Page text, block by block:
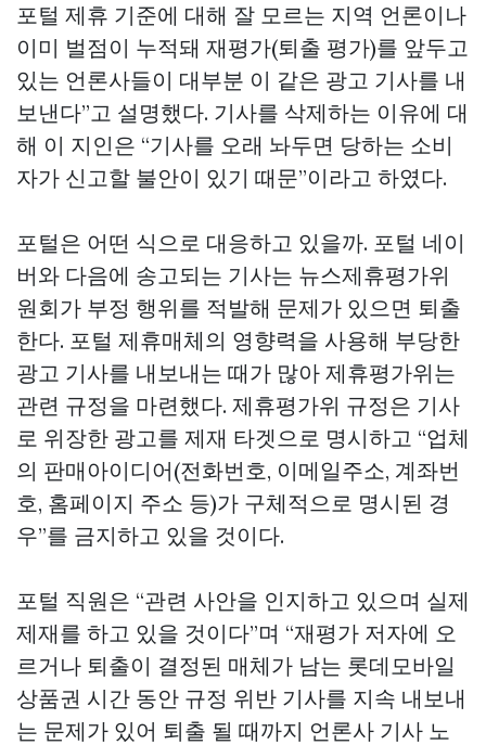
포털 제휴 기준에 대해 잘 모르는 지역 언론이나
이미 벌점이 누적돼 재평가(퇴출 평가)를 앞두고
있는 언론사들이 대부분 이 같은 광고 기사를 내
보낸다”고 설명했다. 기사를 삭제하는 이유에 대
해 이 지인은 “기사를 오래 놔두면 당하는 소비
자가 신고할 불안이 있기 때문”이라고 하였다.
포털은 어떤 식으로 대응하고 있을까. 포털 네이
버와 다음에 송고되는 기사는 뉴스제휴평가위
원회가 부정 행위를 적발해 문제가 있으면 퇴출
한다. 포털 제휴매체의 영향력을 사용해 부당한
광고 기사를 내보내는 때가 많아 제휴평가위는
관련 규정을 마련했다. 제휴평가위 규정은 기사
로 위장한 광고를 제재 타겟으로 명시하고 “업체
의 판매아이디어(전화번호, 이메일주소, 계좌번
호, 홈페이지 주소 등)가 구체적으로 명시된 경
우”를 금지하고 있을 것이다.
포털 직원은 “관련 사안을 인지하고 있으며 실제
제재를 하고 있을 것이다”며 “재평가 저자에 오
르거나 퇴출이 결정된 매체가 남는 롯데모바일
상품권 시간 동안 규정 위반 기사를 지속 내보내
는 문제가 있어 퇴출 될 때까지 언론사 기사 노